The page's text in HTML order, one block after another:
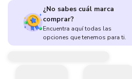
¿No sabes cuál marca
comprar?
Encuentra aquí todas las
opciones que tenemos para ti.